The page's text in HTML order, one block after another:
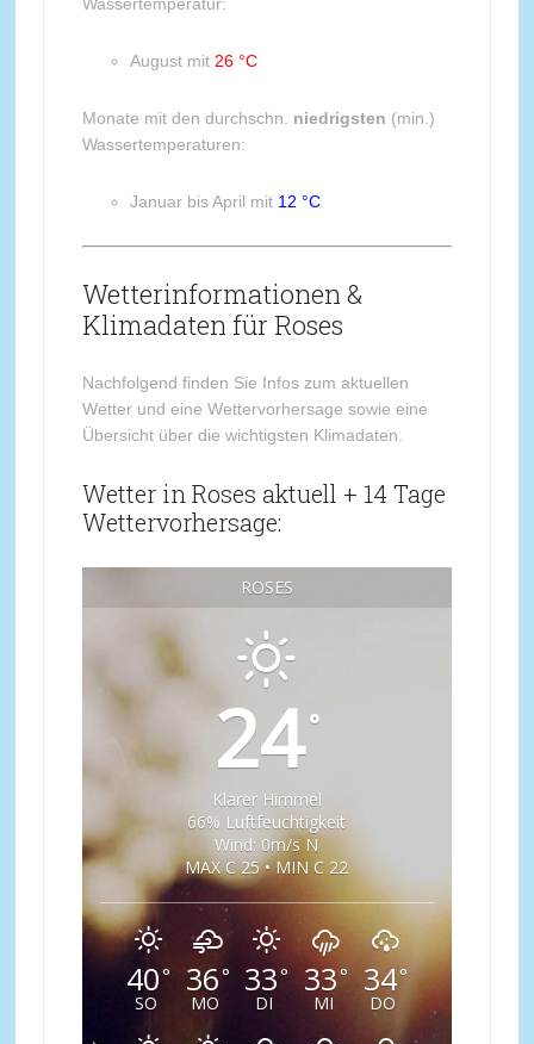
Wassertemperatur:
August mit 26 °C
Monate mit den durchschn. niedrigsten (min.)
Wassertemperaturen:
Januar bis April mit 12 °C
Wetterinformationen &
Klimadaten für Roses
Nachfolgend finden Sie Infos zum aktuellen
Wetter und eine Wettervorhersage sowie eine
Übersicht über die wichtigsten Klimadaten.
Wetter in Roses aktuell + 14 Tage
Wettervorhersage:
ROSES
24°
Klarer Himmel
66% Luftfeuchtigkeit
Wind: 0m/s N
MAX C 25 • MIN C 22
40°
SO
36°
MO
33°
DI
33°
MI
34°
DO